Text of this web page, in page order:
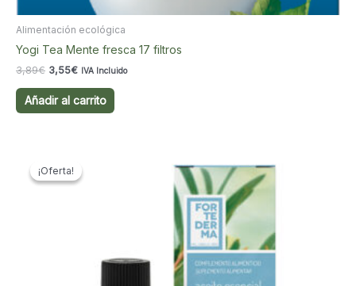
Alimentación ecológica
Yogi Tea Mente fresca 17 filtros
3,89€ El
original
era:
3,55€El
actual
es:
IVA Incluido
Añadir al carrito
¡Oferta!
¡Oferta!